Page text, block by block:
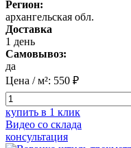
Регион:
архангельская обл.
Доставка
1 день
Самовывоз:
да
Цена / м²: 550 ₽
купить в 1 клик
Видео со склада
консультация